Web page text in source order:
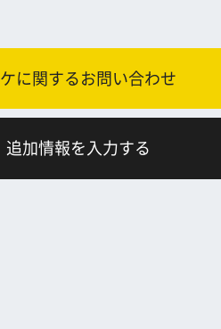
に関するお問い合わせ
追加情報を入力する